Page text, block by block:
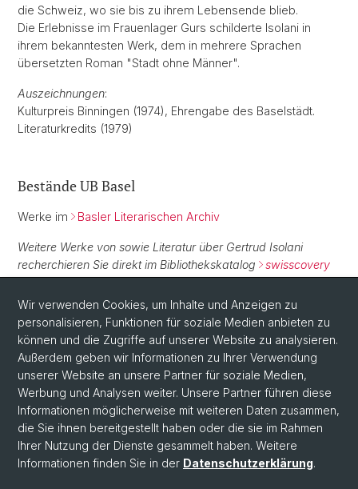
die Schweiz, wo sie bis zu ihrem Lebensende blieb.
Die Erlebnisse im Frauenlager Gurs schilderte Isolani in
ihrem bekanntesten Werk, dem in mehrere Sprachen
übersetzten Roman "Stadt ohne Männer".
Auszeichnungen:
Kulturpreis Binningen (1974), Ehrengabe des Baselstädt.
Literaturkredits (1979)
Bestände UB Basel
Werke im Basler Literarischen Archiv
Weitere Werke von sowie Literatur über Gertrud Isolani
recherchieren Sie direkt im Bibliothekskatalog
swisscovery
Basel.
Normdaten
GND: 118800507
Wir verwenden Cookies, um Inhalte und Anzeigen zu
personalisieren, Funktionen für soziale Medien anbieten zu
können und die Zugriffe auf unserer Website zu analysieren.
Außerdem geben wir Informationen zu Ihrer Verwendung
unserer Website an unsere Partner für soziale Medien,
Werbung und Analysen weiter. Unsere Partner führen diese
Informationen möglicherweise mit weiteren Daten zusammen,
die Sie ihnen bereitgestellt haben oder die sie im Rahmen
Ihrer Nutzung der Dienste gesammelt haben. Weitere
Informationen finden Sie in der Datenschutzerklärung.